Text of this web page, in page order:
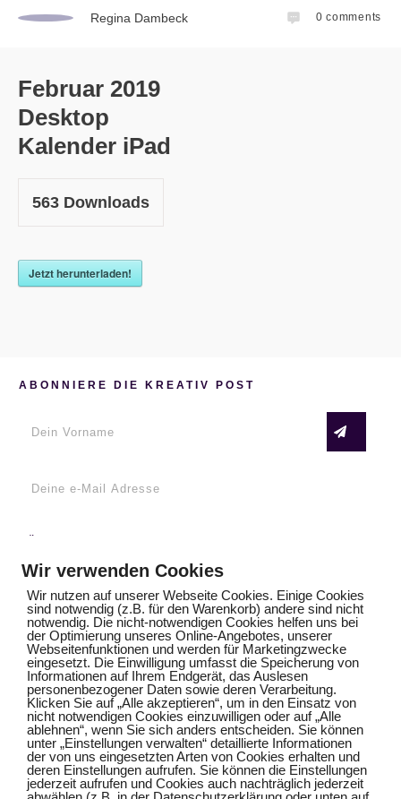
Cookies helfen uns bei der Bereitstellung
Regina Dambeck 0 comments
Februar 2019
Desktop
Kalender iPad
563 Downloads
Jetzt herunterladen!
NEUESTE BEITRÄGE
Weihnachtskarten malen für Anfänger
Du findest keine Zeit zum Malen? Probiere das!
Emma in Paris – lerne zeichnen und malen mit
Regina Dambeck
ABONNIERE DIE KREATIV POST
Wir verwenden Cookies
Wir nutzen auf unserer Webseite Cookies. Einige Cookies
sind notwendig (z.B. für den Warenkorb) andere sind nicht
notwendig. Die nicht-notwendigen Cookies helfen uns bei
der Optimierung unseres Online-Angebotes, unserer
Webseitenfunktionen und werden für Marketingzwecke
eingesetzt. Die Einwilligung umfasst die Speicherung von
Informationen auf Ihrem Endgerät, das Auslesen
personenbezogener Daten sowie deren Verarbeitung.
Klicken Sie auf „Alle akzeptieren“, um in den Einsatz von
nicht notwendigen Cookies einzuwilligen oder auf „Alle
ablehnen“, wenn Sie sich anders entscheiden. Sie können
unter „Einstellungen verwalten“ detaillierte Informationen
der von uns eingesetzten Arten von Cookies erhalten und
deren Einstellungen aufrufen. Sie können die Einstellungen
jederzeit aufrufen und Cookies auch nachträglich jederzeit